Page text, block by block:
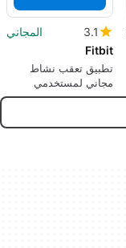
3.1
المجاني
Fitbit
تطبيق تعقب نشاط
مجاني لمستخدمي
Fitbit